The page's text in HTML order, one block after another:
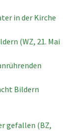
in der Kirche
(WZ, 21. Mai
Bildern
gefallen (BZ,